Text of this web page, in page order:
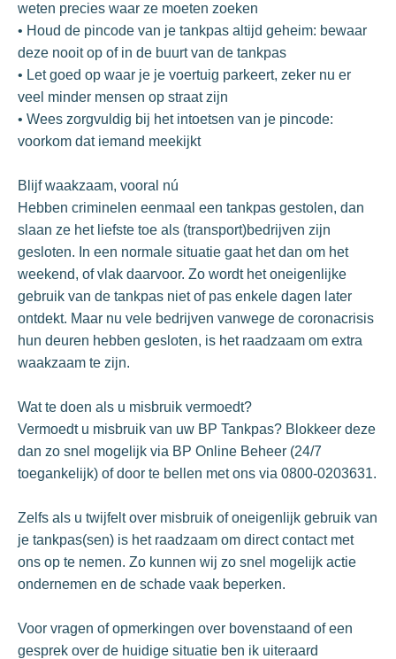
weten precies waar ze moeten zoeken
• Houd de pincode van je tankpas altijd geheim: bewaar
deze nooit op of in de buurt van de tankpas
• Let goed op waar je je voertuig parkeert, zeker nu er
veel minder mensen op straat zijn
• Wees zorgvuldig bij het intoetsen van je pincode:
voorkom dat iemand meekijkt
Blijf waakzaam, vooral nú
Hebben criminelen eenmaal een tankpas gestolen, dan
slaan ze het liefste toe als (transport)bedrijven zijn
gesloten. In een normale situatie gaat het dan om het
weekend, of vlak daarvoor. Zo wordt het oneigenlijke
gebruik van de tankpas niet of pas enkele dagen later
ontdekt. Maar nu vele bedrijven vanwege de coronacrisis
hun deuren hebben gesloten, is het raadzaam om extra
waakzaam te zijn.
Wat te doen als u misbruik vermoedt?
Vermoedt u misbruik van uw BP Tankpas? Blokkeer deze
dan zo snel mogelijk via BP Online Beheer (24/7
toegankelijk) of door te bellen met ons via 0800-0203631.
Zelfs als u twijfelt over misbruik of oneigenlijk gebruik van
je tankpas(sen) is het raadzaam om direct contact met
ons op te nemen. Zo kunnen wij zo snel mogelijk actie
ondernemen en de schade vaak beperken.
Voor vragen of opmerkingen over bovenstaand of een
gesprek over de huidige situatie ben ik uiteraard